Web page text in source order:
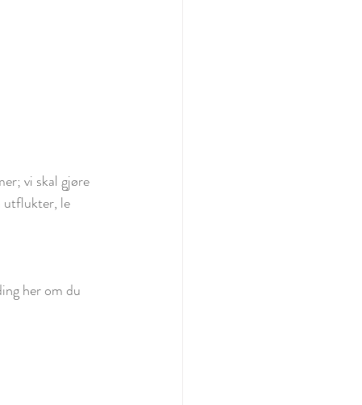
vi skal gjøre
utflukter, le
her om du